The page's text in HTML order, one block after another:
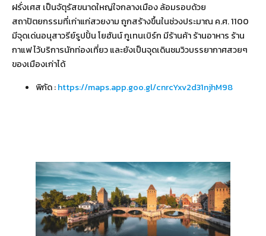
ฝรั่งเศส เป็นจัตุรัสขนาดใหญ่ใจกลางเมือง ล้อมรอบด้วย
สถาปัตยกรรมที่เก่าแก่สวยงาม ถูกสร้างขึ้นในช่วงประมาณ ค.ศ. 1100
มีจุดเด่นอนุสาวรีย์รูปปั้น โยฮันน์ กูเทนเบิร์ก มีร้านค้า ร้านอาหาร ร้าน
กาแฟ ไว้บริการนักท่องเที่ยว และยังเป็นจุดเดินชมวิวบรรยากาศสวยๆ
ของเมืองเก่าได้
พิกัด :https://maps.app.goo.gl/cnrcYxv2d31njhM98